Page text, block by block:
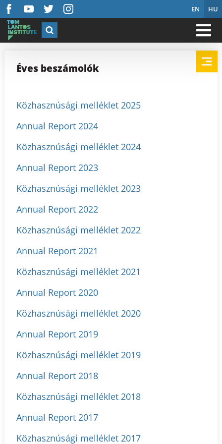
EN HU
Éves beszámolók
Közhasznúsági melléklet 2025
Annual Report 2024
Közhasznúsági melléklet 2024
Annual Report 2023
Közhasznúsági melléklet 2023
Annual Report 2022
Közhasznúsági melléklet 2022
Annual Report 2021
Közhasznúsági melléklet 2021
Annual Report 2020
Közhasznúsági melléklet 2020
Annual Report 2019
Közhasznúsági melléklet 2019
Annual Report 2018
Közhasznúsági melléklet 2018
Annual Report 2017
Közhasznúsági melléklet 2017